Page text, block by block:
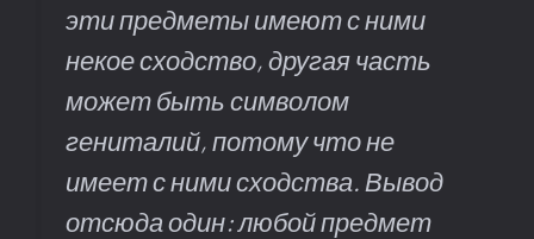
эти предметы имеют с ними
некое сходство, другая часть
может быть символом
гениталий, потому что не
имеет с ними сходства. Вывод
отсюда один: любой предмет